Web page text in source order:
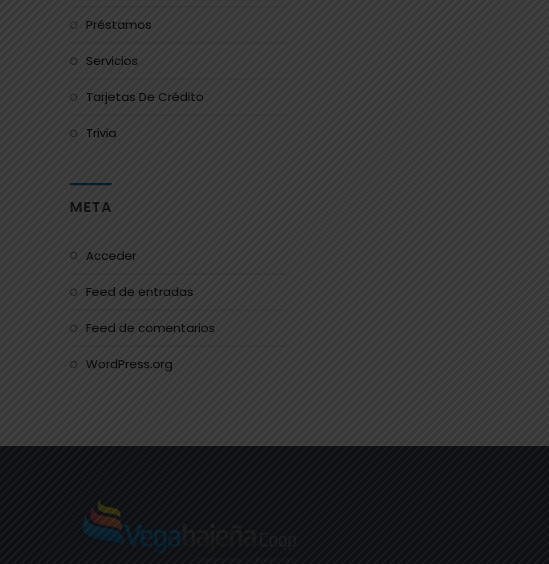
Préstamos
Servicios
Tarjetas De Crédito
Trivia
META
Acceder
Feed de entradas
Feed de comentarios
WordPress.org